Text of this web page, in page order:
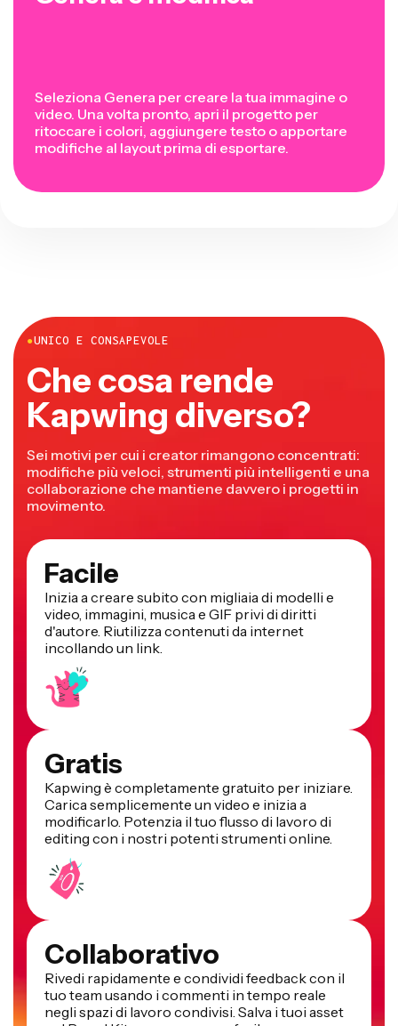
Seleziona Genera per creare la tua immagine o
video. Una volta pronto, apri il progetto per
ritoccare i colori, aggiungere testo o apportare
modifiche al layout prima di esportare.
●UNICO E CONSAPEVOLE
Che cosa rende
Kapwing diverso?
Sei motivi per cui i creator rimangono concentrati:
modifiche più veloci, strumenti più intelligenti e una
collaborazione che mantiene davvero i progetti in
movimento.
Facile
Inizia a creare subito con migliaia di modelli e
video, immagini, musica e GIF privi di diritti
d'autore. Riutilizza contenuti da internet
incollando un link.
Gratis
Kapwing è completamente gratuito per iniziare.
Carica semplicemente un video e inizia a
modificarlo. Potenzia il tuo flusso di lavoro di
editing con i nostri potenti strumenti online.
Collaborativo
Rivedi rapidamente e condividi feedback con il
tuo team usando i commenti in tempo reale
negli spazi di lavoro condivisi. Salva i tuoi asset